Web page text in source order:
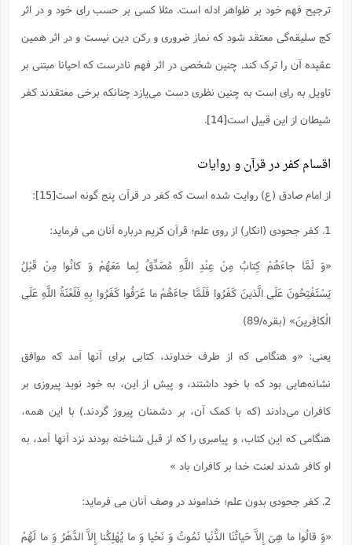
ترجیح فهم خود بر ظواهر ادله است. مثلا کسی بر حسب رای خود و در اثر
کج سلیقه‌گی معتقد شود که نماز ضروری و رکن دین نیست و در اثر همین
عقیده آن را ترک کند. چنین شخصی در اثر فهم نادرست که احیانا مبتنی بر
تاویل به رای است به چنین نظری دست می‌یازد چنانکه برخی معتقدند کفر
شیطان از این قبیل است[14]
.
اقسام کفر در قرآن و روایات
از امام صادق (ع) روایت شده است که کفر در قرآن پنج گونه است[15]
:
1. کفر جحودی (انکار) از روی علم؛ قرآن کریم درباره آنان می فرماید:
«وَ لَمَّا جاءَهُمْ کِتابٌ مِنْ عِنْدِ اللَّهِ مُصَدِّقٌ لِما مَعَهُمْ وَ کانُوا مِنْ قَبْلُ
یَسْتَفْتِحُونَ عَلَى الَّذینَ کَفَرُوا فَلَمَّا جاءَهُمْ ما عَرَفُوا کَفَرُوا بِهِ فَلَعْنَةُ اللَّهِ عَلَى
الْکافِرینَ» (بقره/89)
یعنی: «و هنگامى که از طرف خداوند، کتابى براى آنها آمد که موافق
نشانه‌هایى بود که با خود داشتند، و پیش از این، به خود نوید پیروزى بر
کافران مى‌دادند (که با کمک آن، بر دشمنان پیروز گردند.) با این همه،
هنگامى که این کتاب، و پیامبرى را که از قبل شناخته بودند نزد آنها آمد، به
او کافر شدند لعنت خدا بر کافران باد »
2. کفر جحودی بدون علم؛ خداموند در وصف آنان می فرماید:
«وَ قالُوا ما هِیَ إِلاَّ حَیاتُنَا الدُّنْیا نَمُوتُ وَ نَحْیا وَ ما یُهْلِکُنا إِلاَّ الدَّهْرُ وَ ما لَهُمْ